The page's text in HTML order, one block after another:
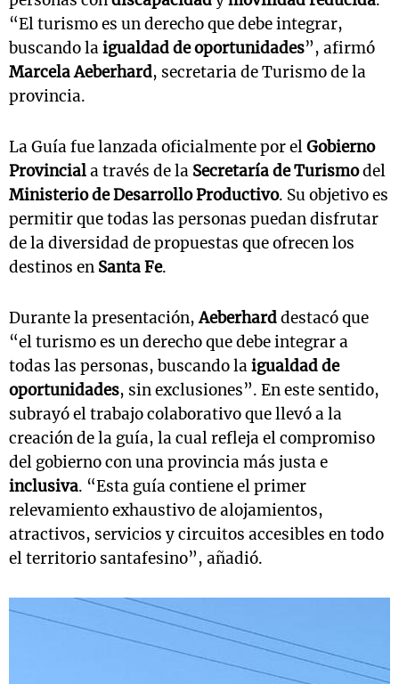
“El turismo es un derecho que debe integrar,
buscando laigualdad de oportunidades”, afirmó
Marcela Aeberhard, secretaria de Turismo de la
provincia.
La Guía fue lanzada oficialmente por elGobierno
Provinciala través de la Secretaría de Turismodel
Ministerio de Desarrollo Productivo. Su objetivo es
permitir que todas las personas puedan disfrutar
de la diversidad de propuestas que ofrecen los
destinos en Santa Fe.
Durante la presentación,Aeberharddestacó que
“el turismo es un derecho que debe integrar a
todas las personas, buscando laigualdad de
oportunidades, sin exclusiones”. En este sentido,
subrayó el trabajo colaborativo que llevó a la
creación de la guía, la cual refleja el compromiso
del gobierno con una provincia más justa e
inclusiva. “Esta guía contiene el primer
relevamiento exhaustivo de alojamientos,
atractivos, servicios y circuitos accesibles en todo
el territorio santafesino”, añadió.